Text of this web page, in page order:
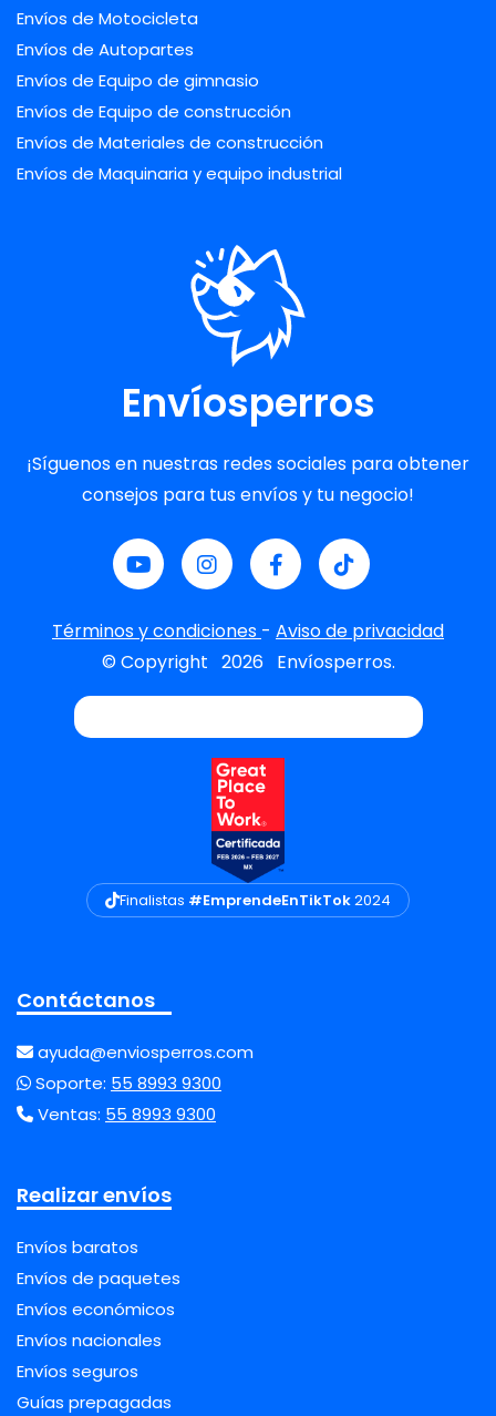
Envíos de Motocicleta
Envíos de Autopartes
Envíos de Equipo de gimnasio
Envíos de Equipo de construcción
Envíos de Materiales de construcción
Envíos de Maquinaria y equipo industrial
Envíosperros
¡Síguenos en nuestras redes sociales para obtener
consejos para tus envíos y tu negocio!
Términos y condiciones - Aviso de privacidad
© Copyright 2026 Envíosperros.
Finalistas #EmprendeEnTikTok2024
Contáctanos
ayuda@enviosperros.com
Soporte: 55 8993 9300
Ventas: 55 8993 9300
Realizar envíos
Envíos baratos
Envíos de paquetes
Envíos económicos
Envíos nacionales
Envíos seguros
Guías prepagadas